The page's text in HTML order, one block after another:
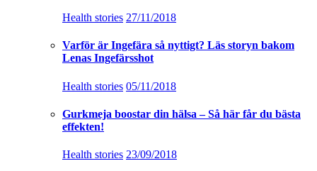
Health stories 27/11/2018
Varför är Ingefära så nyttigt? Läs storyn bakom
Lenas Ingefärsshot
Health stories 05/11/2018
Gurkmeja boostar din hälsa – Så här får du bästa
effekten!
Health stories 23/09/2018